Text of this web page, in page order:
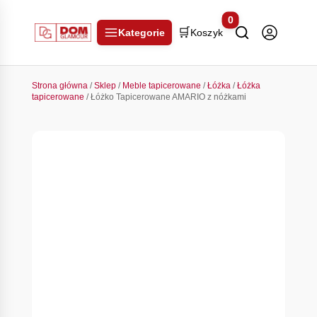
Kategorie 🛒 Koszyk
0
Strona główna/Sklep/ Meble tapicerowane /Łóżka/Łóżka
tapicerowane / Łóżko Tapicerowane AMARIO z nóżkami